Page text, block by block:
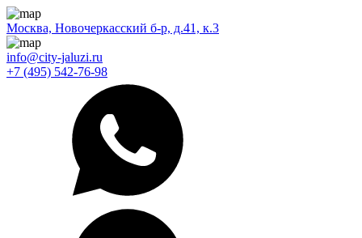
Москва, Новочеркасский б-р, д.41, к.3
info@city-jaluzi.ru
+7 (495) 542-76-98